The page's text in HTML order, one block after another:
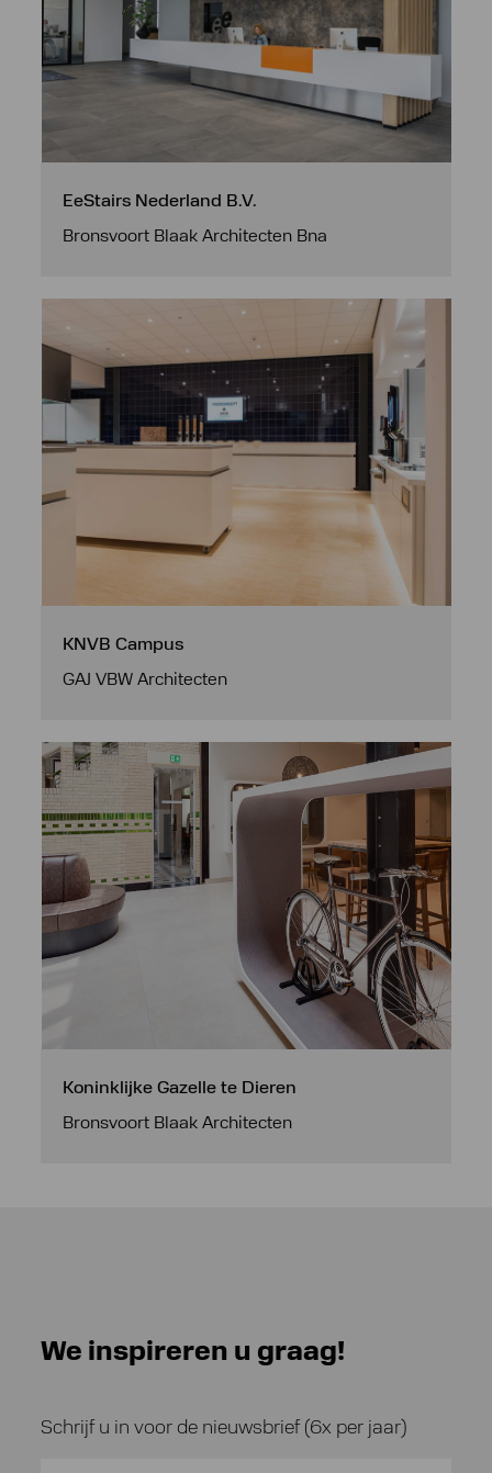
EeStairs Nederland B.V.
Bronsvoort Blaak Architecten Bna
KNVB Campus
GAJ VBW Architecten
Koninklijke Gazelle te Dieren
Bronsvoort Blaak Architecten
We inspireren u graag!
Schrijf u in voor de nieuwsbrief (6x per jaar)